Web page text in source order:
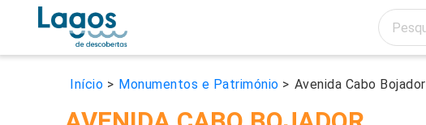
Início > Monumentos e Património > Avenida Cabo Bojador